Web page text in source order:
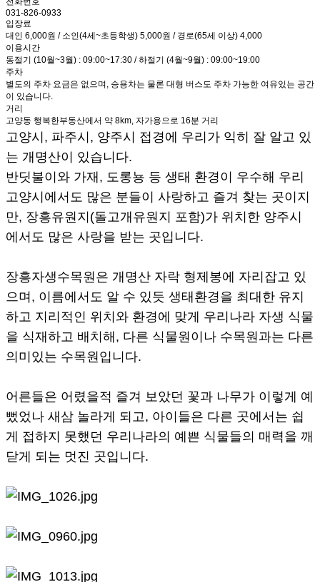
031-826-0933
입장료
대인 6,000원 / 소인(4세~초등학생) 5,000원 / 경로(65세 이상) 4,000
이용시간
동절기 (10월~3월) : 09:00~17:30 / 하절기 (4월~9월) : 09:00~19:00
주차
별도의 주차 요금은 없으며, 승용차는 물론 대형 버스도 주차 가능한 여유있는 공간
이 있습니다.
거리
고양동 행복한부동산에서 약 8km, 자가용으로 16분 거리
고양시, 파주시, 양주시 접경에 우리가 익히 잘 알고 있
는 개명산이 있습니다.
반딧불이와 가재, 도롱뇽 등 생태 환경이 우수해 우리
고양시에서도 많은 분들이 사랑하고 즐겨 찾는 곳이지
만, 장흥유원지(돌고개유원지 포함)가 위치한 양주시
에서도 많은 사랑을 받는 곳입니다.
장흥자생수목원은 개명산 자락 형제봉에 자리잡고 있
으며, 이름에서도 알 수 있듯 생태환경을 최대한 유지
하고 지리적인 위치와 환경에 맞게 우리나라 자생 식물
을 식재하고 배치해, 다른 식물원이나 수목원과는 다른
의미있는 수목원입니다.
어른들은 어렸을적 즐겨 보았던 꽃과 나무가 이렇게 예
뻤었나 새삼 놀라게 되고, 아이들은 다른 곳에서는 쉽
게 접하지 못했던 우리나라의 예쁜 식물들의 매력을 깨
닫게 되는 멋진 곳입니다.